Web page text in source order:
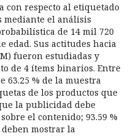
con respecto al etiquetado
mediante el análisis
de 14 mil 720
edad. Sus actitudes hacia
fueron estudiadas y
de 4 ítems binarios. Entre
63.25 % de la muestra
de los productos que
la publicidad debe
el contenido; 93.59 %
mostrar la